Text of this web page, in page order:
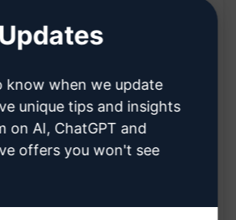
e sob medida
e rapidez na obtenção de
know when we update
unique tips and insights
on AI, ChatGPT and
offers you won't see